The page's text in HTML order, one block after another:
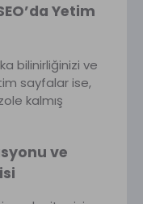
Yetim
bilinirliğinizi ve
sayfalar ise,
kalmış
ve